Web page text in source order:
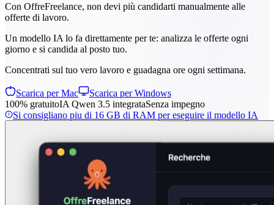
Con OffreFreelance, non devi più candidarti manualmente alle
offerte di lavoro.
Un modello IA lo fa direttamente per te: analizza le offerte ogni
giorno e si candida al posto tuo.
Concentrati sul tuo vero lavoro e guadagna ore ogni settimana.
Scarica per Mac
Scarica per Windows
100% gratuitoIA Qwen 3.5 integrataSenza impegno
Si consigliano piu di 16 GB di RAM per eseguire il modello IA